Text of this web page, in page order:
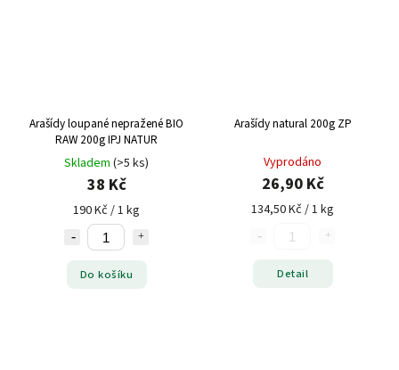
Arašídy loupané nepražené BIO
RAW 200g IPJ NATUR
Skladem (>5 ks)
38 Kč
190 Kč / 1 kg
Do košíku
Arašídy natural 200g ZP
Vyprodáno
26,90 Kč
134,50 Kč / 1 kg
Detail